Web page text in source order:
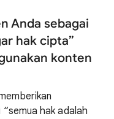
Anda sebagai
hak cipta”
konten
hak adalah